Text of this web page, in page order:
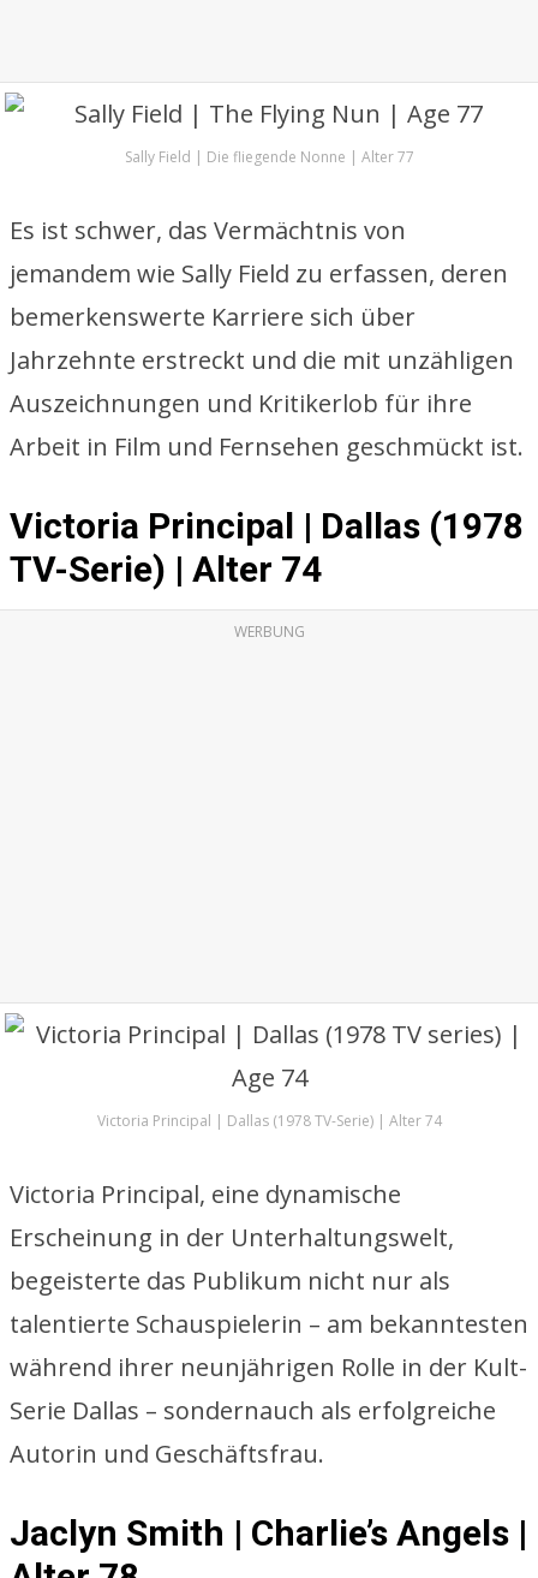
Sally Field | Die fliegende Nonne | Alter 77
Es ist schwer, das Vermächtnis von
jemandem wie Sally Field zu erfassen, deren
bemerkenswerte Karriere sich über
Jahrzehnte erstreckt und die mit unzähligen
Auszeichnungen und Kritikerlob für ihre
Arbeit in Film und Fernsehen geschmückt ist.
Victoria Principal | Dallas (1978
TV-Serie) | Alter 74
WERBUNG
Victoria Principal | Dallas (1978 TV-Serie) | Alter 74
Victoria Principal, eine dynamische
Erscheinung in der Unterhaltungswelt,
begeisterte das Publikum nicht nur als
talentierte Schauspielerin – am bekanntesten
während ihrer neunjährigen Rolle in der Kult-
Serie Dallas – sondernauch als erfolgreiche
Autorin und Geschäftsfrau.
Jaclyn Smith | Charlie’s Angels |